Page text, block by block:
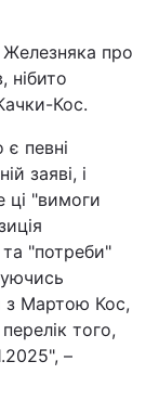
Железняка про
нібито
Кос.
певні
заяві, і
ці "вимоги
"потреби"
з Мартою Кос,
того,
–